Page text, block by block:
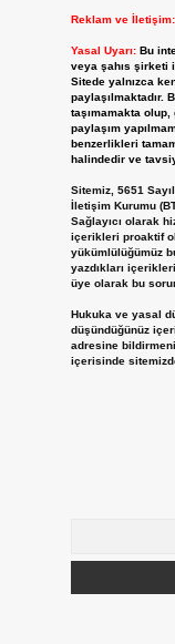
Reklam ve İletişim:
Yasal Uyarı: Bu
veya şahıs şirketi
Sitede yalnızca
paylaşılmaktadır.
taşımamakta
paylaşım
benzerlikleri
halindedir ve
Sitemiz, 5651
İletişim Kurumu
Sağlayıcı olarak
içerikleri proaktif
yükümlülüğümüz
yazdıkları
üye olarak bu
Hukuka ve yasal
düşündüğünüz
adresine
içerisinde